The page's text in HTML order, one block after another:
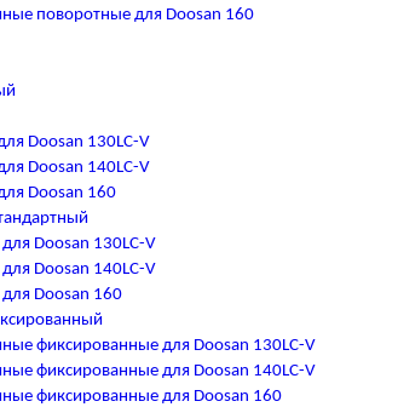
поворотные для Doosan 160
Doosan 130LC-V
Doosan 140LC-V
Doosan 160
Doosan 130LC-V
Doosan 140LC-V
Doosan 160
фиксированные для Doosan 130LC-V
фиксированные для Doosan 140LC-V
фиксированные для Doosan 160